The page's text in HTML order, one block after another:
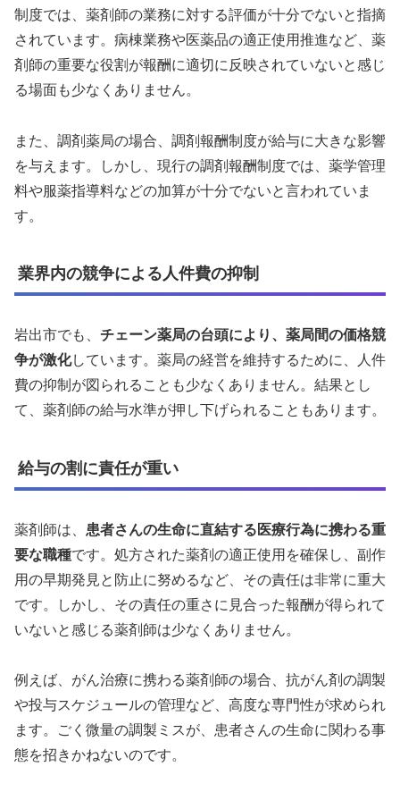
制度では、薬剤師の業務に対する評価が十分でないと指摘
されています。病棟業務や医薬品の適正使用推進など、薬
剤師の重要な役割が報酬に適切に反映されていないと感じ
る場面も少なくありません。
また、調剤薬局の場合、調剤報酬制度が給与に大きな影響
を与えます。しかし、現行の調剤報酬制度では、薬学管理
料や服薬指導料などの加算が十分でないと言われていま
す。
業界内の競争による人件費の抑制
岩出市でも、 チェーン薬局の台頭により、薬局間の価格競
争が激化しています。薬局の経営を維持するために、人件
費の抑制が図られることも少なくありません。結果とし
て、薬剤師の給与水準が押し下げられることもあります。
給与の割に責任が重い
薬剤師は、 患者さんの生命に直結する医療行為に携わる重
要な職種です。処方された薬剤の適正使用を確保し、副作
用の早期発見と防止に努めるなど、その責任は非常に重大
です。しかし、その責任の重さに見合った報酬が得られて
いないと感じる薬剤師は少なくありません。
例えば、がん治療に携わる薬剤師の場合、抗がん剤の調製
や投与スケジュールの管理など、高度な専門性が求められ
ます。ごく微量の調製ミスが、患者さんの生命に関わる事
態を招きかねないのです。